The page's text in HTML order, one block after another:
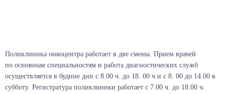
Поликлиника онкоцентра работает в две смены. Прием врачей
по основным специальностям и работа диагностических служб
осуществляется в будние дни с 8.00 ч. до 18. 00 ч и с 8. 00 до 14.00 в
субботу. Регистратура поликлиники работает с 7.00 ч. до 18.00 ч.